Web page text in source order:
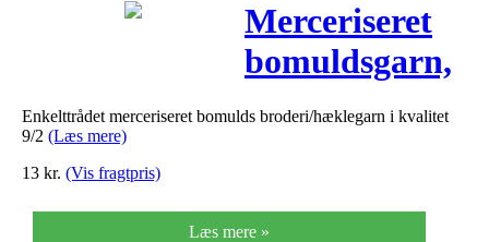
Merceriseret
bomuldsgarn,
gl. rød, 20g
Enkelttrådet merceriseret bomulds broderi/hæklegarn i kvalitet
9/2 (Læs mere)
13 kr. (Vis fragtpris)
Læs mere »